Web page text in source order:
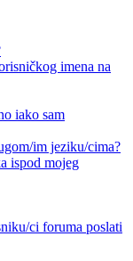
imena na
iako sam
im jeziku/cima?
ispod mojeg
ci foruma poslati